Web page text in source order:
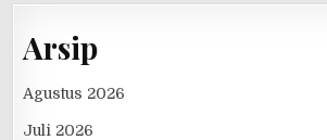
Arsip
Agustus 2026
Juli 2026